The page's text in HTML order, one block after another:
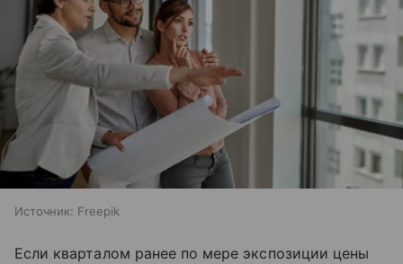
Источник: Freepik
Если кварталом ранее по мере экспозиции цены